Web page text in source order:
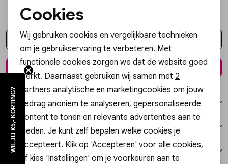
Jassen
Lingerie
Kies een maat
In winkelmand
Over dit item
Winkelvoorraad
Kenmerken
Noodzakelijke cookies
Personalisatie cookies
Analytische cookies
Marketing cookies
Cookies
Wij gebruiken cookies en vergelijkbare technieken
om je gebruikservaring te verbeteren. Met
functionele cookies zorgen we dat de website goed
werkt. Daarnaast gebruiken wij samen met 2
partners analytische en marketingcookies om jouw
gedrag anoniem te analyseren, gepersonaliseerde
content te tonen en relevante advertenties aan te
bieden. Je kunt zelf bepalen welke cookies je
accepteert. Klik op 'Accepteren' voor alle cookies,
of kies 'Instellingen' om je voorkeuren aan te
WIL JIJ €5,- KORTING?